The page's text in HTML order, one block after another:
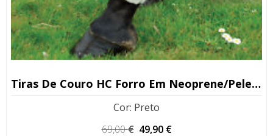
Tiras De Couro HC Forro Em Neoprene/pele De Carneiro
Cor: Preto
69,00€ O
49,90 €